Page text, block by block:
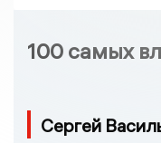
100 самых
Сергей